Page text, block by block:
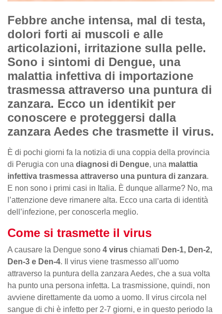
Febbre anche intensa, mal di testa,
dolori forti ai muscoli e alle
articolazioni, irritazione sulla pelle.
Sono i sintomi di Dengue, una
malattia infettiva di importazione
trasmessa attraverso una puntura di
zanzara. Ecco un identikit per
conoscere e proteggersi dalla
zanzara Aedes che trasmette il virus.
È di pochi giorni fa la notizia di una coppia della provincia
di Perugia con una diagnosi di Dengue, una malattia
infettiva trasmessa attraverso una puntura di zanzara.
E non sono i primi casi in Italia. È dunque allarme? No, ma
l’attenzione deve rimanere alta. Ecco una carta di identità
dell’infezione, per conoscerla meglio.
Come si trasmette il virus
A causare la Dengue sono 4 virus chiamati Den-1, Den-2,
Den-3 e Den-4. Il virus viene trasmesso all’uomo
attraverso la puntura della zanzara Aedes, che a sua volta
ha punto una persona infetta. La trasmissione, quindi, non
avviene direttamente da uomo a uomo. Il virus circola nel
sangue di chi è infetto per 2-7 giorni, e in questo periodo la